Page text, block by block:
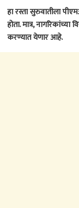
हा रस्ता सुरुवातीला
होता. मात्र,
करण्यात येणार आहे.